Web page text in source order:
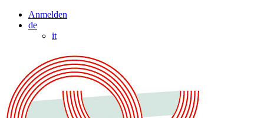
Anmelden
de
it